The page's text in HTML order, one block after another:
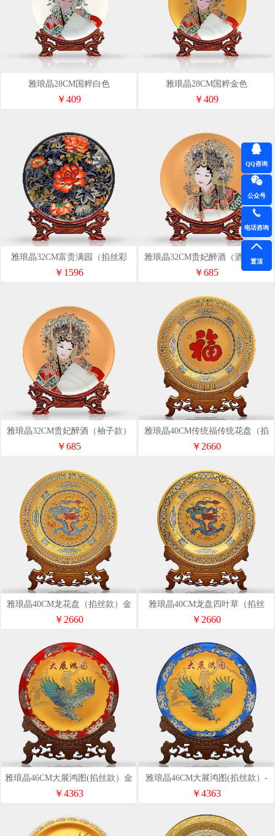
雅琅晶28CM国粹白色
￥409
雅琅晶28CM国粹金色
￥409
雅琅晶32CM富贵满园（掐丝彩
雕）
￥1596
雅琅晶32CM贵妃醉酒（酒杯款）
亚金色
￥685
雅琅晶32CM贵妃醉酒（袖子款）
亚金色
￥685
雅琅晶40CM传统福传统花盘（掐
丝款）
￥2660
雅琅晶40CM龙花盘（掐丝款）金
色-红龙
￥2660
雅琅晶40CM龙盘四叶草（掐丝
款）
￥2660
雅琅晶46CM大展鸿图(掐丝款）金
色
￥4363
雅琅晶46CM大展鸿图(掐丝款）-
蓝边
￥4363
QQ咨询
公众号
电话咨询
置顶